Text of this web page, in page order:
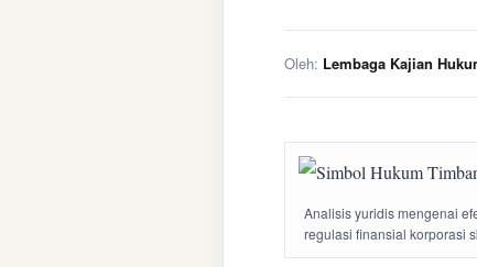
Oleh: Lembaga Kajian
Analisis yuridis mengenai
regulasi finansial korporasi